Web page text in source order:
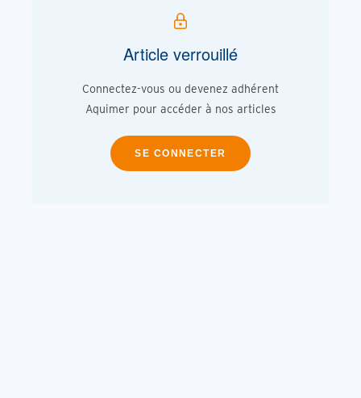
Article verrouillé
Connectez-vous ou devenez adhérent
Aquimer pour accéder à nos articles
SE CONNECTER